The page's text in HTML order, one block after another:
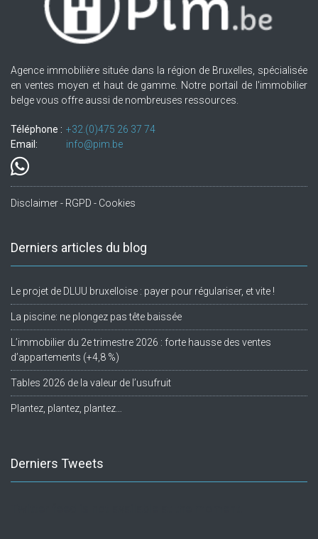
Agence immobilière située dans la région de Bruxelles, spécialisée
en ventes moyen et haut de gamme. Notre portail de l'immobilier
belge vous offre aussi de nombreuses ressources.
Téléphone : +32.(0)475 26 37 74
Email:
info@pim.be
Disclaimer - RGPD - Cookies
Derniers articles du blog
Le projet de DLUU bruxelloise : payer pour régulariser, et vite !
La piscine: ne plongez pas tête baissée
L’immobilier du 2e trimestre 2026 : forte hausse des ventes
d’appartements (+4,8 %)
Tables 2026 de la valeur de l’usufruit
Plantez, plantez, plantez…
Derniers Tweets